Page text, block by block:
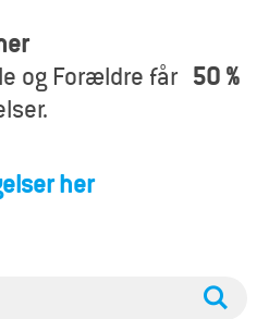
og Forældre får 50 %
her